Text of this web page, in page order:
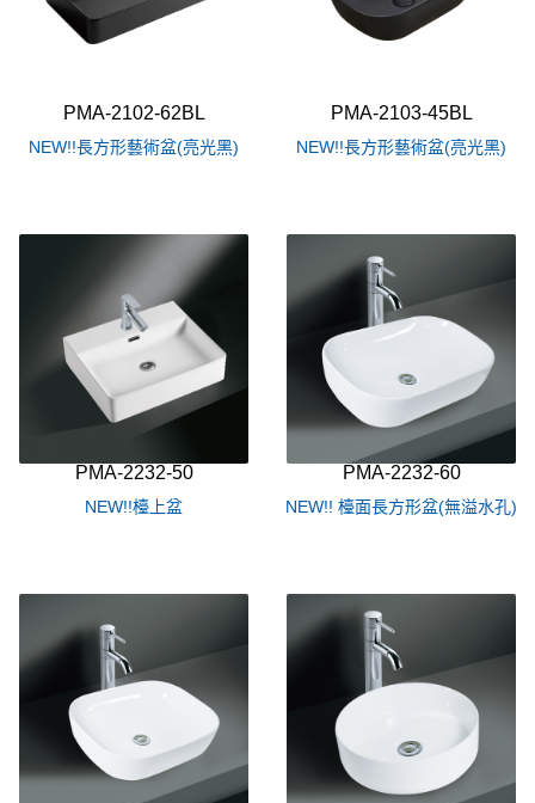
PMA-2102-62BL
NEW!!長方形藝術盆(亮光黑)
PMA-2103-45BL
NEW!!長方形藝術盆(亮光黑)
PMA-2232-50
NEW!!檯上盆
PMA-2232-60
NEW!! 檯面長方形盆(無溢水孔)